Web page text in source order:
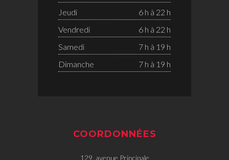
Jeudi
6 h à 22 h
Vendredi
6 h à 22 h
Samedi
7 h à 19 h
Dimanche
7 h à 19 h
COORDONNÉES
129, avenue Principale